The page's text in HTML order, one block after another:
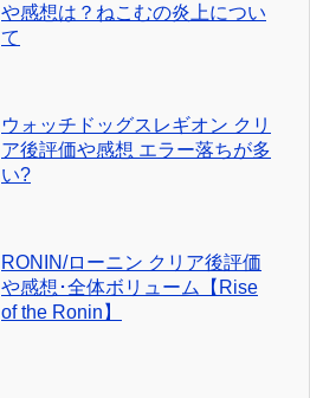
や感想は？ねこむの炎上につい
て
ウォッチドッグスレギオン クリ
ア後評価や感想 エラー落ちが多
い?
RONIN/ローニン クリア後評価
や感想･全体ボリューム【Rise
of the Ronin】